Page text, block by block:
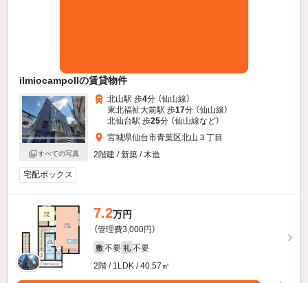
ilmiocampoIIの賃貸物件
すべての写真
北山駅 歩4分 （仙山線）
東北福祉大前駅 歩17分 （仙山線）
北仙台駅 歩25分 （仙山線など）
宮城県仙台市青葉区北山３丁目
2階建 / 新築 / 木造
宅配ボックス
7.2万円
（管理費3,000円）
敷 不要 礼 不要
2階 / 1LDK / 40.57㎡